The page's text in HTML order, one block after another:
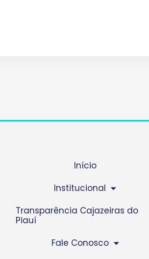
Início
Institucional
Transparência Cajazeiras do
Piauí
Fale Conosco